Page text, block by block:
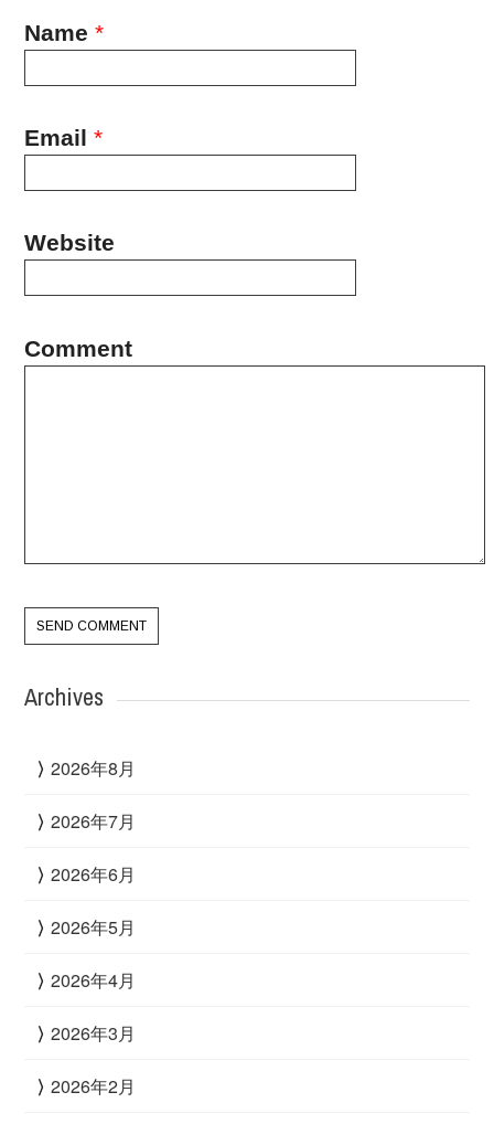
Name *
Email *
Website
Comment
Archives
2026年8月
2026年7月
2026年6月
2026年5月
2026年4月
2026年3月
2026年2月